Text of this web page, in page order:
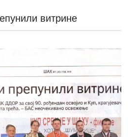
витрине